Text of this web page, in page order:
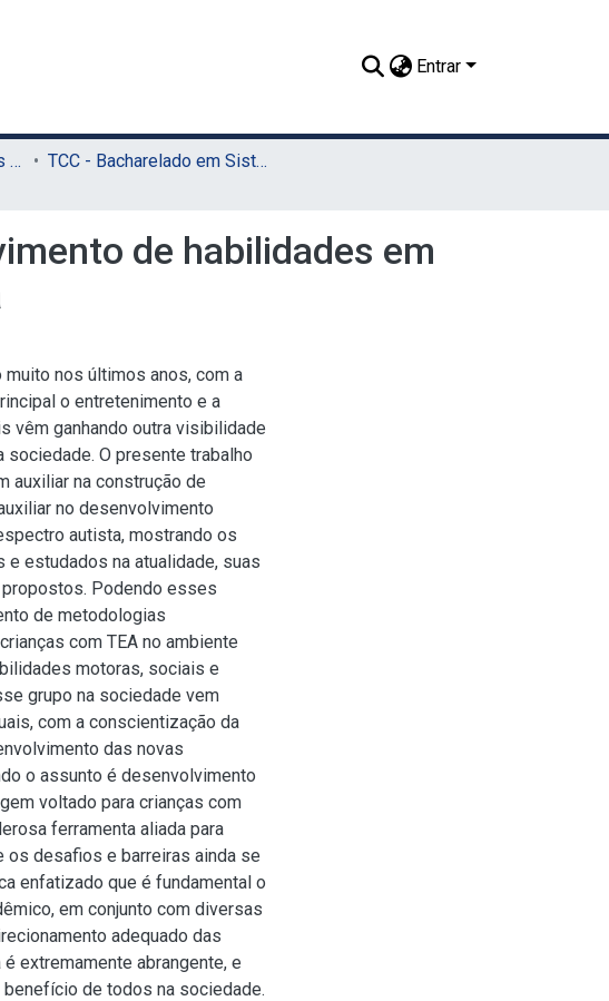
Entrar
Bacharelado em Sistemas de Informação (UAEADTec)
TCC - Bacharelado em Sistemas da Informação (UAEADTec)
de habilidades em
nos últimos anos, com a
o entretenimento e a
vêm ganhando outra visibilidade
O presente trabalho
auxiliar na construção de
no desenvolvimento
autista, mostrando os
estudados na atualidade, suas
Podendo esses
de metodologias
com TEA no ambiente
motoras, sociais e
grupo na sociedade vem
com a conscientização da
das novas
o assunto é desenvolvimento
voltado para crianças com
ferramenta aliada para
os desafios e barreiras ainda se
enfatizado que é fundamental o
em conjunto com diversas
adequado das
extremamente abrangente, e
de todos na sociedade.